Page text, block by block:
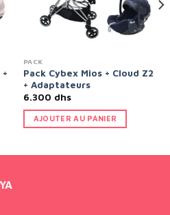
PACK
Pack Cybex Mios + Cloud Z2
+ Adaptateurs
6.300 dhs
AJOUTER AU PANIER